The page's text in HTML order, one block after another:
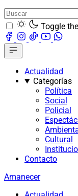
Toggle
Actualidad
Categorías
Política
Social
Policial
Cultural
Contacto
Amanecer